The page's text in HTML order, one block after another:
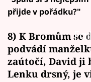
přijde v pořádku?"
8) K Bromům se
podvádí
zaútočí, David ji
Lenku drsný, je